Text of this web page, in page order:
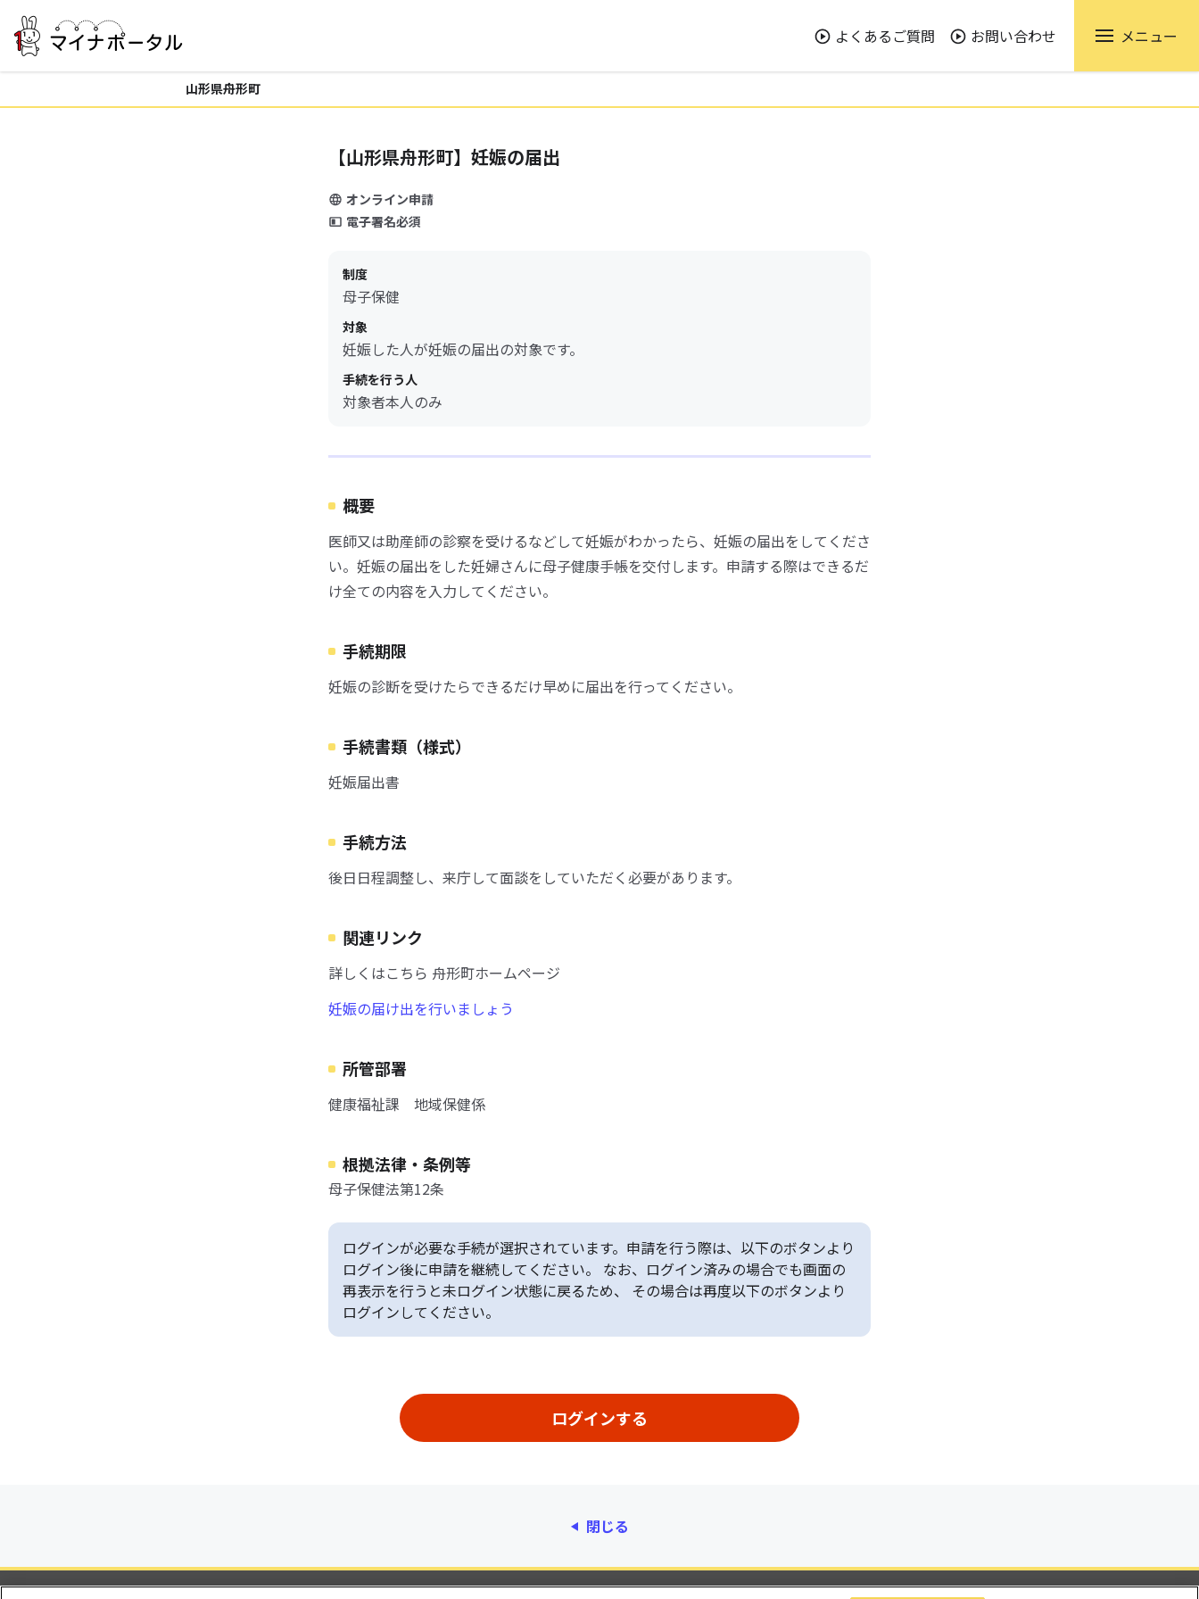
よくあるご質問 お問い合わせ メニュー
山形県舟形町
【山形県舟形町】妊娠の届出
オンライン申請
電子署名必須
制度
母子保健
対象
妊娠した人が妊娠の届出の対象です。
手続を行う人
対象者本人のみ
概要
医師又は助産師の診察を受けるなどして妊娠がわかったら、妊娠の届出をしてくださ
い。妊娠の届出をした妊婦さんに母子健康手帳を交付します。申請する際はできるだ
け全ての内容を入力してください。
手続期限
妊娠の診断を受けたらできるだけ早めに届出を行ってください。
手続書類（様式）
妊娠届出書
手続方法
後日日程調整し、来庁して面談をしていただく必要があります。
関連リンク
詳しくはこちら 舟形町ホームページ
妊娠の届け出を行いましょう
所管部署
健康福祉課 地域保健係
根拠法律・条例等
母子保健法第12条
ログインが必要な手続が選択されています。申請を行う際は、以下のボタンより
ログイン後に申請を継続してください。 なお、ログイン済みの場合でも画面の
再表示を行うと未ログイン状態に戻るため、 その場合は再度以下のボタンより
ログインしてください。
閉じる
動作環境 個人情報保護 利用規約 アクセシビリティ